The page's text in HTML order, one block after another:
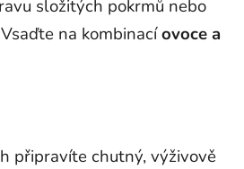
složitých pokrmů nebo
na kombinacíovoce a
připravíte chutný, výživově